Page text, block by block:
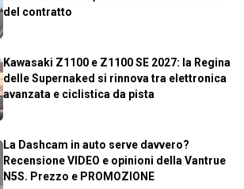
del contratto
Kawasaki Z1100 e Z1100 SE 2027: la Regina
delle Supernaked si rinnova tra elettronica
avanzata e ciclistica da pista
La Dashcam in auto serve davvero?
Recensione VIDEO e opinioni della Vantrue
N5S. Prezzo e PROMOZIONE